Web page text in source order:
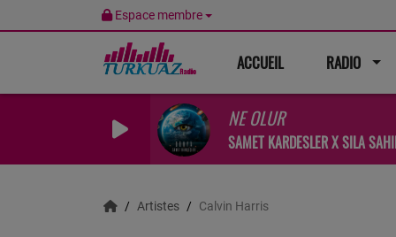
Espace membre
ACCUEIL RADIO
NE OLUR
SAMET KARDESLER X SILA
Artistes Calvin Harris